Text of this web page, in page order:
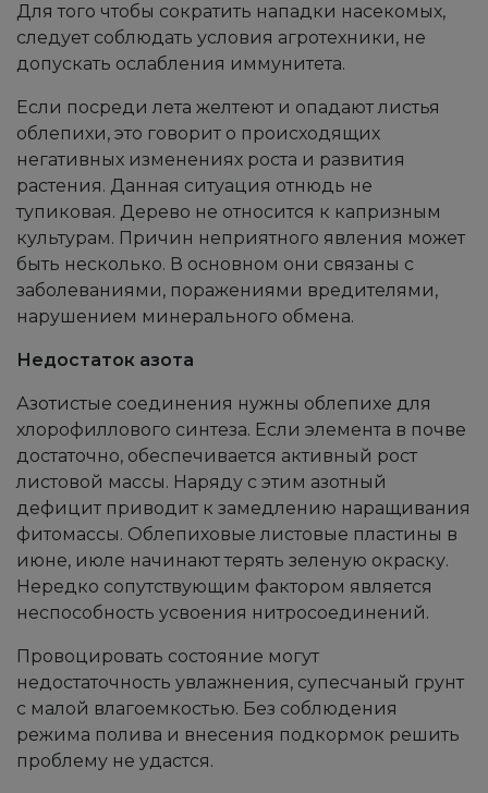
Для того чтобы сократить нападки насекомых,
следует соблюдать условия агротехники, не
допускать ослабления иммунитета.
Если посреди лета желтеют и опадают листья
облепихи, это говорит о происходящих
негативных изменениях роста и развития
растения. Данная ситуация отнюдь не
тупиковая. Дерево не относится к капризным
культурам. Причин неприятного явления может
быть несколько. В основном они связаны с
заболеваниями, поражениями вредителями,
нарушением минерального обмена.
Недостаток азота
Азотистые соединения нужны облепихе для
хлорофиллового синтеза. Если элемента в почве
достаточно, обеспечивается активный рост
листовой массы. Наряду с этим азотный
дефицит приводит к замедлению наращивания
фитомассы. Облепиховые листовые пластины в
июне, июле начинают терять зеленую окраску.
Нередко сопутствующим фактором является
неспособность усвоения нитросоединений.
Провоцировать состояние могут
недостаточность увлажнения, супесчаный грунт
с малой влагоемкостью. Без соблюдения
режима полива и внесения подкормок решить
проблему не удастся.